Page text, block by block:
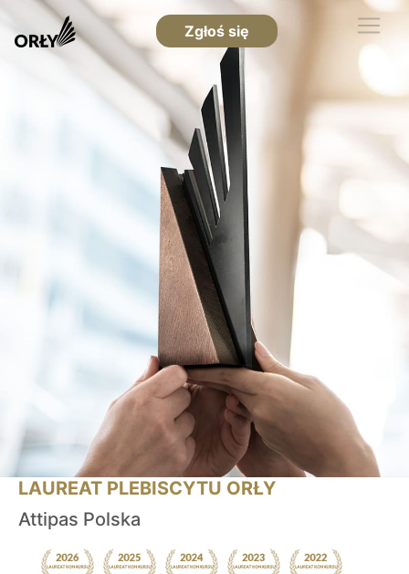
Zgłoś się
LAUREAT PLEBISCYTU ORŁY
Attipas Polska